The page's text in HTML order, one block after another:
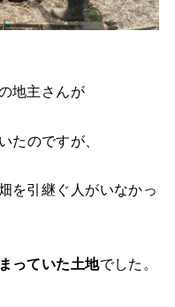
地主さんが
たのですが、
を引継ぐ人がいなかっ
っていた土地でした。